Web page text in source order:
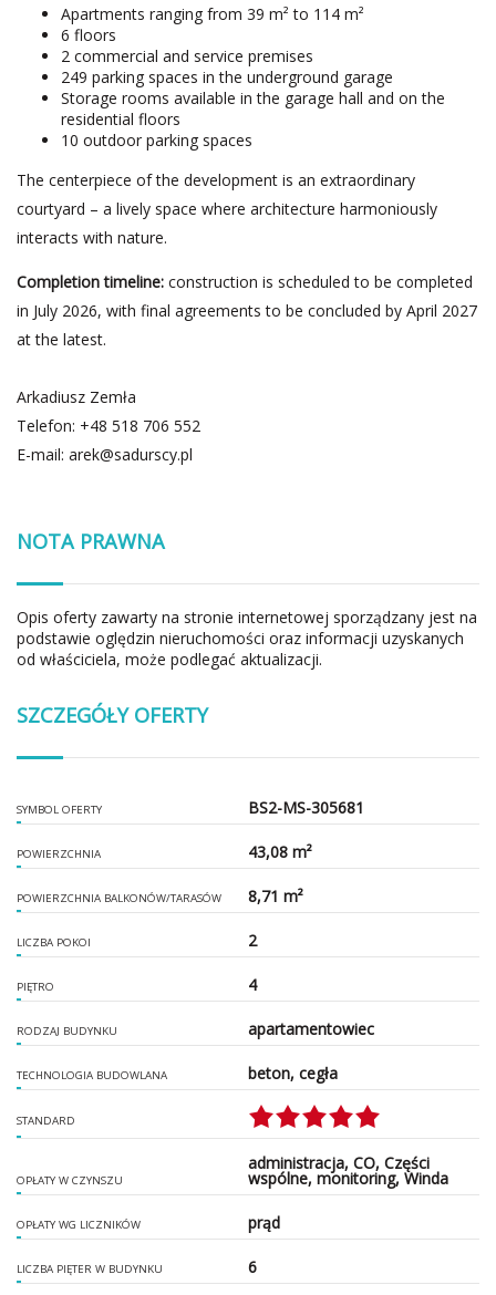
Apartments ranging from 39 m² to 114 m²
6 floors
2 commercial and service premises
249 parking spaces in the underground garage
Storage rooms available in the garage hall and on the
residential floors
10 outdoor parking spaces
The centerpiece of the development is an extraordinary
courtyard – a lively space where architecture harmoniously
interacts with nature.
Completion timeline: construction is scheduled to be completed
in July 2026, with final agreements to be concluded by April 2027
at the latest.
Arkadiusz Zemła
Telefon: +48 518 706 552
E-mail: arek@sadurscy.pl
NOTA PRAWNA
Opis oferty zawarty na stronie internetowej sporządzany jest na
podstawie oględzin nieruchomości oraz informacji uzyskanych
od właściciela, może podlegać aktualizacji.
SZCZEGÓŁY OFERTY
SYMBOL OFERTY BS2-MS-305681
POWIERZCHNIA 43,08 m²
POWIERZCHNIA BALKONÓW/TARASÓW 8,71 m²
LICZBA POKOI 2
PIĘTRO 4
RODZAJ BUDYNKU apartamentowiec
TECHNOLOGIA BUDOWLANA beton, cegła
STANDARD
OPŁATY W CZYNSZU
administracja, CO, Części
wspólne, monitoring, Winda
OPŁATY WG LICZNIKÓW prąd
LICZBA PIĘTER W BUDYNKU 6